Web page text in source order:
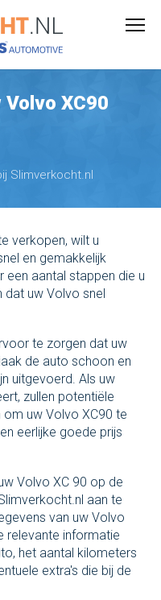
XC90
Slimverkocht.nl
verkopen, wilt u
en gemakkelijk
een aantal stappen die u
dat uw Volvo snel
te zorgen dat uw
de auto schoon en
uitgevoerd. Als uw
zullen potentiële
uw Volvo XC90 te
eerlijke goede prijs
Volvo XC 90 op de
aan te
van uw Volvo
relevante informatie
het aantal kilometers
extra's die bij de